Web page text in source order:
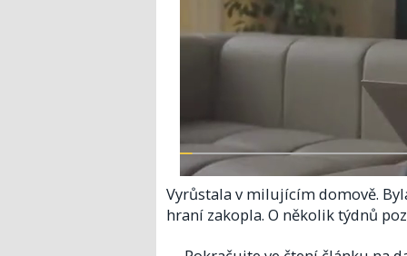
Vyrůstala v milujícím domově.
hraní zakopla. O několik týdnů